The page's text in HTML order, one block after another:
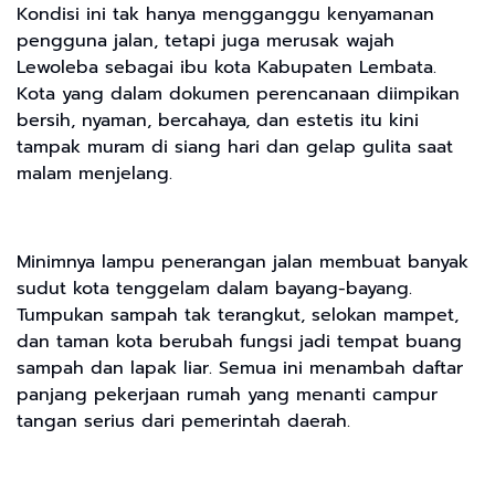
Kondisi ini tak hanya mengganggu kenyamanan
pengguna jalan, tetapi juga merusak wajah
Lewoleba sebagai ibu kota Kabupaten Lembata.
Kota yang dalam dokumen perencanaan diimpikan
bersih, nyaman, bercahaya, dan estetis itu kini
tampak muram di siang hari dan gelap gulita saat
malam menjelang.
Minimnya lampu penerangan jalan membuat banyak
sudut kota tenggelam dalam bayang-bayang.
Tumpukan sampah tak terangkut, selokan mampet,
dan taman kota berubah fungsi jadi tempat buang
sampah dan lapak liar. Semua ini menambah daftar
panjang pekerjaan rumah yang menanti campur
tangan serius dari pemerintah daerah.